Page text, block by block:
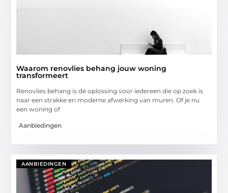
Waarom renovlies behang jouw woning
transformeert
Renovlies behang is dé oplossing voor iedereen die op zoek is
naar een strakke en moderne afwerking van muren. Of je nu
een woning of
Aanbiedingen
AANBIEDINGEN